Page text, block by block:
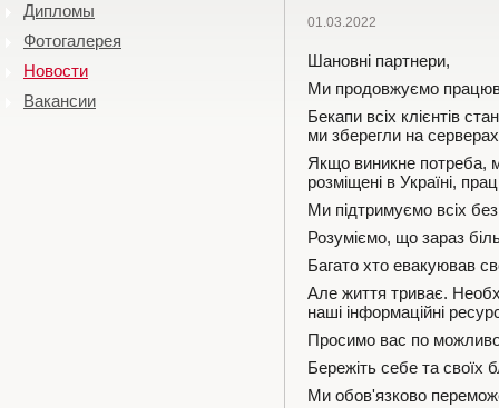
Дипломы
Фотогалерея
Новости
Вакансии
01.03.2022
Шановні партнери,
Ми продовжуємо
Бекапи всіх клієнтів
ми зберегли на
Якщо виникне потреба,
розміщені в Україні,
Ми підтримуємо всіх
Розуміємо, що зараз
Багато хто евакуював
Але життя триває.
наші інформаційні
Просимо вас по
Бережіть себе та своїх
Ми обов'язково